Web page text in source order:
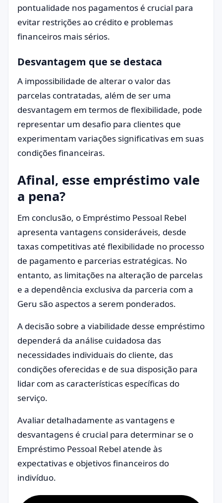
pontualidade nos pagamentos é crucial para
evitar restrições ao crédito e problemas
financeiros mais sérios.
Desvantagem que se destaca
A impossibilidade de alterar o valor das
parcelas contratadas, além de ser uma
desvantagem em termos de flexibilidade, pode
representar um desafio para clientes que
experimentam variações significativas em suas
condições financeiras.
Afinal, esse empréstimo vale
a pena?
Em conclusão, o Empréstimo Pessoal Rebel
apresenta vantagens consideráveis, desde
taxas competitivas até flexibilidade no processo
de pagamento e parcerias estratégicas. No
entanto, as limitações na alteração de parcelas
e a dependência exclusiva da parceria com a
Geru são aspectos a serem ponderados.
A decisão sobre a viabilidade desse empréstimo
dependerá da análise cuidadosa das
necessidades individuais do cliente, das
condições oferecidas e de sua disposição para
lidar com as características específicas do
serviço.
Avaliar detalhadamente as vantagens e
desvantagens é crucial para determinar se o
Empréstimo Pessoal Rebel atende às
expectativas e objetivos financeiros do
indivíduo.